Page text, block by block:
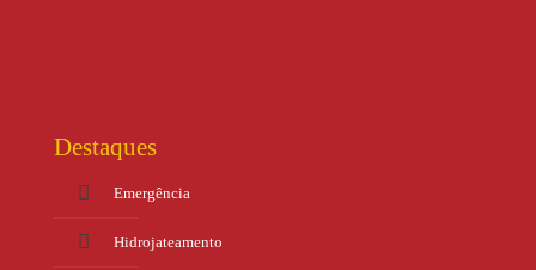
Destaques
Emergência
Hidrojateamento